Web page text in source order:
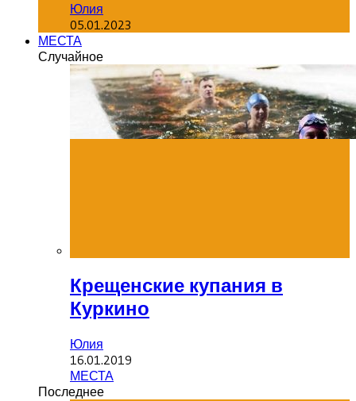
Юлия
05.01.2023
МЕСТА
Случайное
Крещенские купания в
Куркино
Юлия
16.01.2019
МЕСТА
Последнее